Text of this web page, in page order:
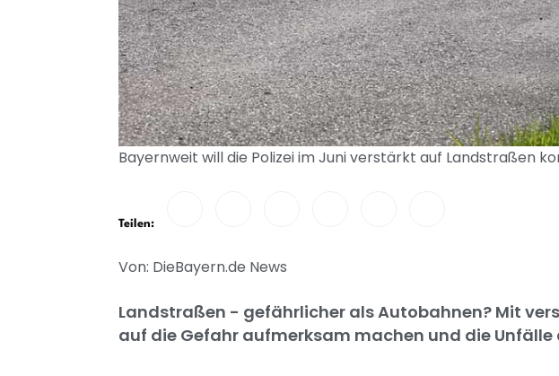
Bayernweit will die Polizei im Juni verstärkt auf Landstraßen
Teilen:
Von: DieBayern.de News
Landstraßen - gefährlicher als Autobahnen? Mit
auf die Gefahr aufmerksam machen und die